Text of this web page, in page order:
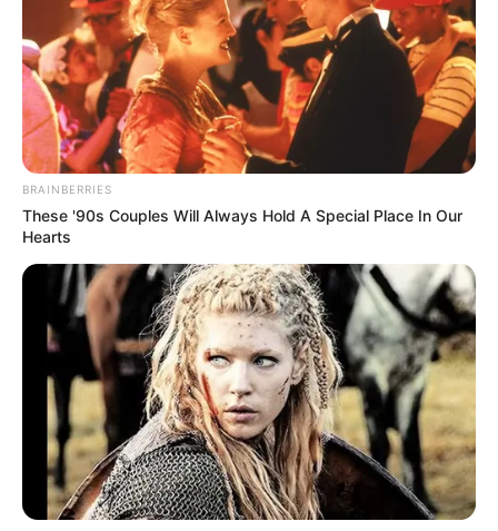
460 νεκροί και 243.612 αναφερόμενοι τραυματισμοί από
τα εμβόλια COVID19 που αναφέρθηκαν στο Ηνωμένο
Βασίλειο για την περίοδο από 9/12/21 ως 21/2/21 ……..
BRAINBERRIES
These '90s Couples Will Always Hold A Special Place In Our
Hearts